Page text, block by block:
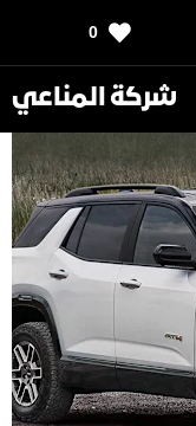
0
شركة المناعي